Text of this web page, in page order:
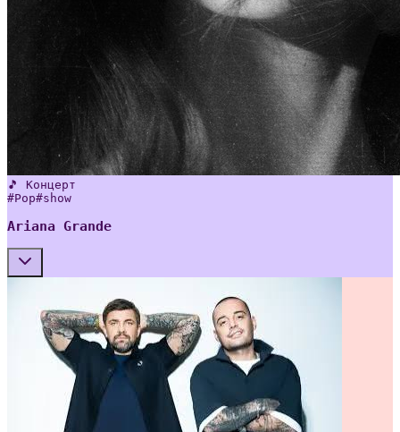
🎵 Концерт
#Pop#show
Ariana Grande